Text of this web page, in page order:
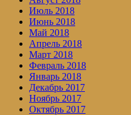
Июль 2018
Июнь 2018
Май 2018
Апрель 2018
Март 2018
Февраль 2018
Январь 2018
Декабрь 2017
Ноябрь 2017
Октябрь 2017